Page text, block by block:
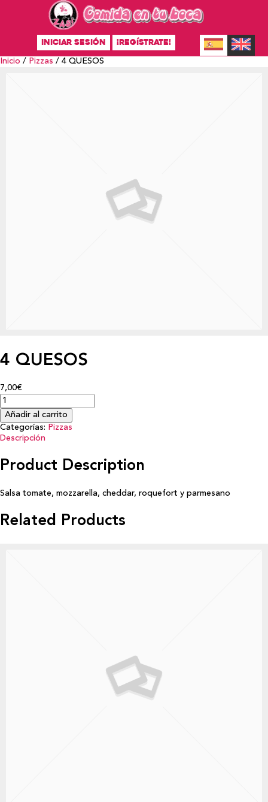
INICIAR SESIÓN ¡REGÍSTRATE!
Inicio / Pizzas / 4 QUESOS
4 QUESOS
7,00€
Añadir al carrito
Categorías: Pizzas
Descripción
Product Description
Salsa tomate, mozzarella, cheddar, roquefort y parmesano
Related Products